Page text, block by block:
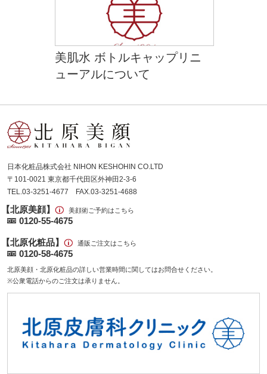
美肌水 ボトルキャップリニ
ューアルについて
日本化粧品株式会社 NIHON KESHOHIN CO.LTD
〒101-0021 東京都千代田区外神田2-3-6
TEL.03-3251-4677 FAX.03-3251-4688
【北原美顔】 美顔術ご予約はこちら
0120-55-4675
【北原化粧品】 通販ご注文はこちら
0120-58-4675
北原美顔・北原化粧品の詳しい営業時間に関してはお問合せください。
※公衆電話からのご注文は承りません。